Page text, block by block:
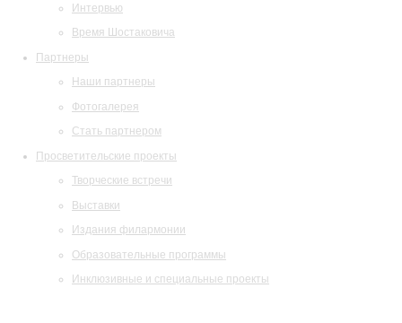
Интервью
Время Шостаковича
Партнеры
Наши партнеры
Фотогалерея
Стать партнером
Просветительские проекты
Творческие встречи
Выставки
Издания филармонии
Образовательные программы
Инклюзивные и специальные проекты